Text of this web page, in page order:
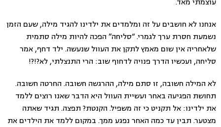
עוצמתי מאד.
אנחנו לא חושבים על זה ומלמדים את ילדינו להגיד מילה, שעם הזמן
נשמעת חסרת ערך לגמרי. “סליחה” הפכה להיות מילה סתמית
שלאחריה אין שום מאמץ לתקן את העוול שנעשה. ילד דחף, אמר
סליחה, ועכשיו הדרך פנויה לדחוף שוב: הרי התנצלתי, לא?!?!
לא המילה חשובה, זו סתם מילה, ההרגשה חשובה. החרטה חשובה.
תחושת הפגיעה באחר ועשיית העוול היא הדבר שאנו רוצים ללמד
את ילדינו: אל תקניט כי זה משפיל. הקנטת? תפצה. תגיד שאתה
מצטער. תבין עד כמה האחר נפגע ממך. במקום ללמד את הילדים את